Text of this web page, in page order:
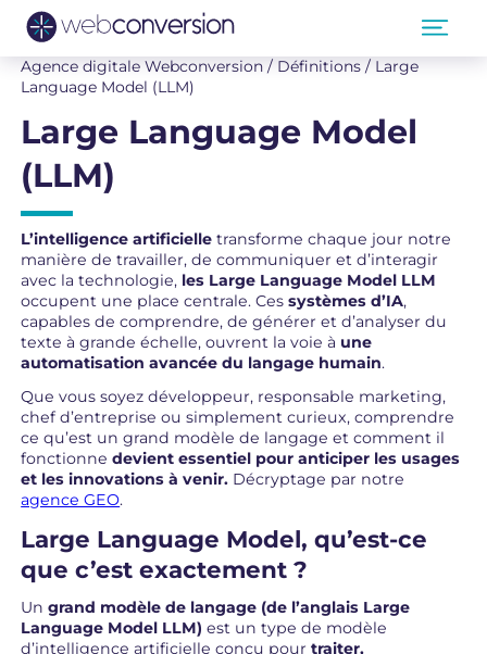
Agence digitale Webconversion / Définitions / Large
Language Model (LLM)
Large Language Model
(LLM)
L’intelligence artificielle transforme chaque jour notre
manière de travailler, de communiquer et d’interagir
avec la technologie, les Large Language Model LLM
occupent une place centrale. Cessystèmes d’IA,
capables de comprendre, de générer et d’analyser du
texte à grande échelle, ouvrent la voie à une
automatisation avancée du langage humain.
Que vous soyez développeur, responsable marketing,
chef d’entreprise ou simplement curieux, comprendre
ce qu’est un grand modèle de langage et comment il
fonctionnedevient essentiel pour anticiper les usages
et les innovations à venir. Décryptage par notre
agence GEO.
Large Language Model, qu’est-ce
que c’est exactement ?
Ungrand modèle de langage (de l’anglais Large
Language Model LLM) est un type de modèle
d’intelligence artificielle conçu pourtraiter,